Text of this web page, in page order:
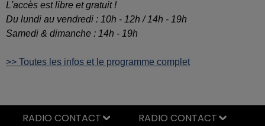
L'accès est libre et gratuit !
Du lundi au vendredi : 10h - 12h / 14h - 19h
Samedi & dimanche : 14h - 19h
>> Toutes les infos et le programme complet
RADIO CONTACT